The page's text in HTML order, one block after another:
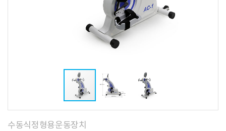
수동식정형용운동장치